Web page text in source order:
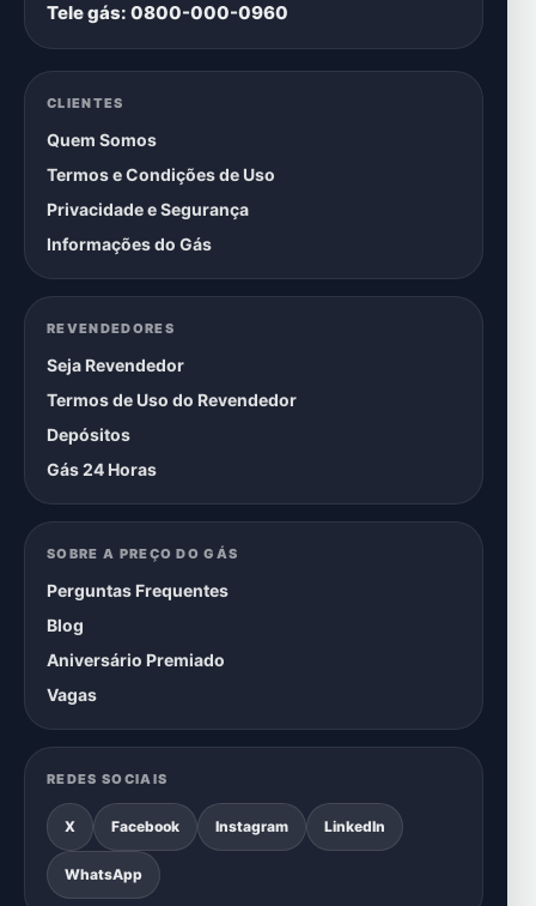
Tele gás: 0800-000-0960
CLIENTES
Quem Somos
Termos e Condições de Uso
Privacidade e Segurança
Informações do Gás
REVENDEDORES
Seja Revendedor
Termos de Uso do Revendedor
Depósitos
Gás 24 Horas
SOBRE A PREÇO DO GÁS
Perguntas Frequentes
Blog
Aniversário Premiado
Vagas
REDES SOCIAIS
X Facebook Instagram LinkedIn
WhatsApp